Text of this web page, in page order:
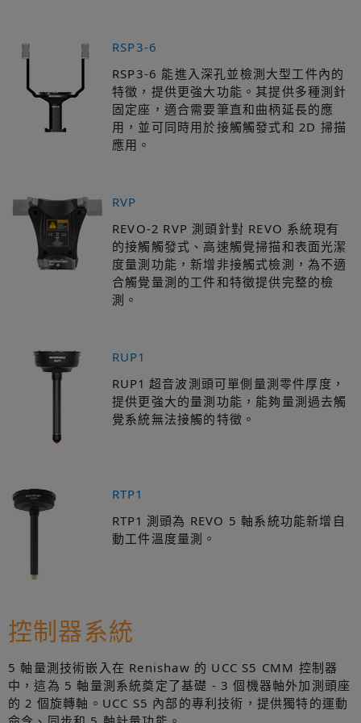
RSP3-6
RSP3-6 能進入深孔並檢測大型工件內的
特徵，提供更強大功能。其提供多種測針
固定座，適合需要筆直和曲柄延長的應
用，並可同時用於接觸觸發式和 2D 掃描
應用。
RVP
REVO-2 RVP 測頭針對 REVO 系統現有
的接觸觸發式、高速觸覺掃描和表面光潔
度量測功能，新增非接觸式檢測，為不適
合觸覺量測的工件和特徵提供完整的檢
測。
RUP1
RUP1 超音波測頭可單側量測零件厚度，
提供更強大的量測功能，能夠量測過去觸
覺系統無法接觸的特徵。
RTP1
RTP1 測頭為 REVO 5 軸系統功能新增自
動工件溫度量測。
控制器系統
5 軸量測技術嵌入在 Renishaw 的 UCC S5 CMM 控制器
中，這為 5 軸量測系統奠定了基礎 - 3 個機器軸外加測頭座
的 2 個旋轉軸。UCC S5 內部的專利技術，提供獨特的運動